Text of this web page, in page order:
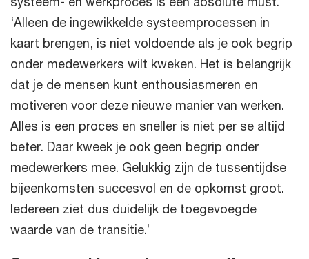
‘Alleen de ingewikkelde systeemprocessen in
kaart brengen, is niet voldoende als je ook begrip
onder medewerkers wilt kweken. Het is belangrijk
dat je de mensen kunt enthousiasmeren en
motiveren voor deze nieuwe manier van werken.
Alles is een proces en sneller is niet per se altijd
beter. Daar kweek je ook geen begrip onder
medewerkers mee. Gelukkig zijn de tussentijdse
bijeenkomsten succesvol en de opkomst groot.
Iedereen ziet dus duidelijk de toegevoegde
waarde van de transitie.’